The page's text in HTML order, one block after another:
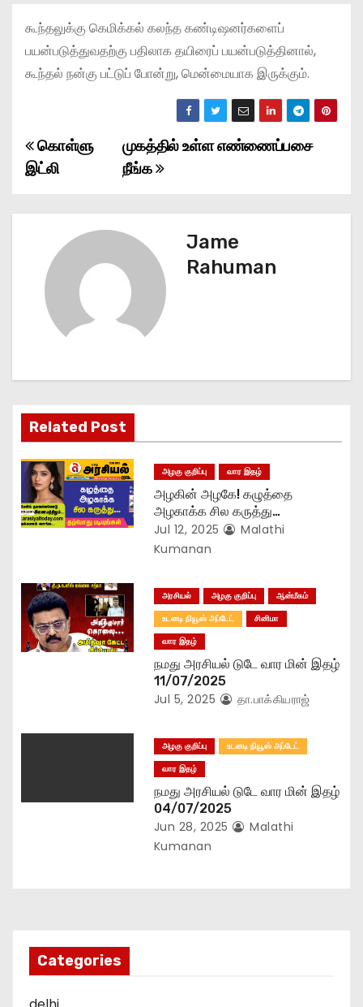
கூந்தலுக்கு கெமிக்கல் கலந்த கண்டிஷனர்களைப்
பயன்படுத்துவதற்கு பதிலாக தயிரைப் பயன்படுத்தினால்,
கூந்தல் நன்கு பட்டுப் போன்று, மென்மையாக இருக்கும்.
P
o
s
i
g
a
t
i
n
முகத்தில் உள்ள எண்ணைப்பசை
நீங்க
கொள்ளு
இட்லி
Jame
Rahuman
Related Post
அழகு குறிப்பு வார இதழ்
அழகின் அழகே! கழுத்தை
அழகாக்க சில கருத்து…
Jul 12, 2025
Malathi
Kumanan
அரசியல் அழகு குறிப்பு
ஆன்மீகம்
உடனடி நியூஸ் அப்டேட்
சினிமா
வார இதழ்
நமது அரசியல் டுடே வார மின் இதழ்
11/07/2025
Jul 5, 2025 தா.பாக்கியராஜ்
அழகு குறிப்பு
உடனடி நியூஸ் அப்டேட்
வார இதழ்
நமது அரசியல் டுடே வார மின் இதழ்
04/07/2025
Jun 28, 2025
Malathi
Kumanan
Categories